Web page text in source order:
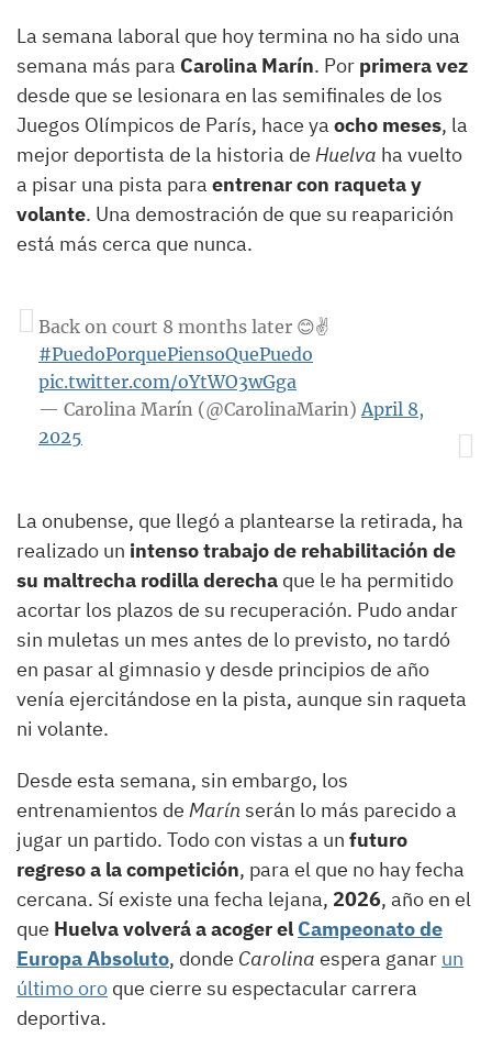
La semana laboral que hoy termina no ha sido una
semana más para Carolina Marín. Por primera vez
desde que se lesionara en las semifinales de los
Juegos Olímpicos de París, hace ya ocho meses, la
mejor deportista de la historia de Huelva ha vuelto
a pisar una pista para entrenar con raqueta y
volante. Una demostración de que su reaparición
está más cerca que nunca.
Back on court 8 months later 😊✌️
#PuedoPorquePiensoQuePuedo
pic.twitter.com/oYtWO3wGga
— Carolina Marín (@CarolinaMarin)April 8,
2025
La onubense, que llegó a plantearse la retirada, ha
realizado un intenso trabajo de rehabilitación de
su maltrecha rodilla derecha que le ha permitido
acortar los plazos de su recuperación. Pudo andar
sin muletas un mes antes de lo previsto, no tardó
en pasar al gimnasio y desde principios de año
venía ejercitándose en la pista, aunque sin raqueta
ni volante.
Desde esta semana, sin embargo, los
entrenamientos de Marín serán lo más parecido a
jugar un partido. Todo con vistas a un futuro
regreso a la competición, para el que no hay fecha
cercana. Sí existe una fecha lejana, 2026, año en el
que Huelva volverá a acoger el Campeonato de
Europa Absoluto, donde Carolina espera ganar un
último oro que cierre su espectacular carrera
deportiva.